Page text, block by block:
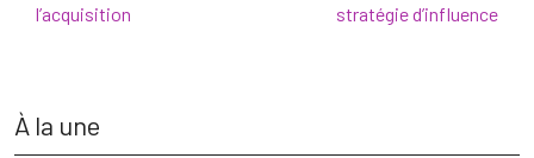
l’acquisition
stratégie d’influence
À la une